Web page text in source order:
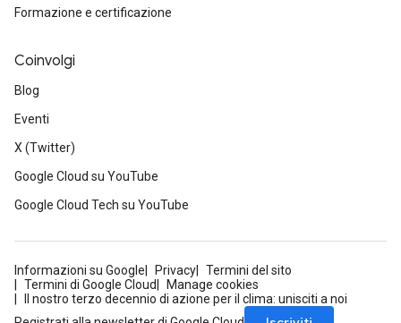
Formazione e certificazione
Coinvolgi
Blog
Eventi
X (Twitter)
Google Cloud su YouTube
Google Cloud Tech su YouTube
Informazioni su Google Privacy
Termini del sito
Termini di Google Cloud
Manage cookies
Il nostro terzo decennio di azione per il clima: unisciti a noi